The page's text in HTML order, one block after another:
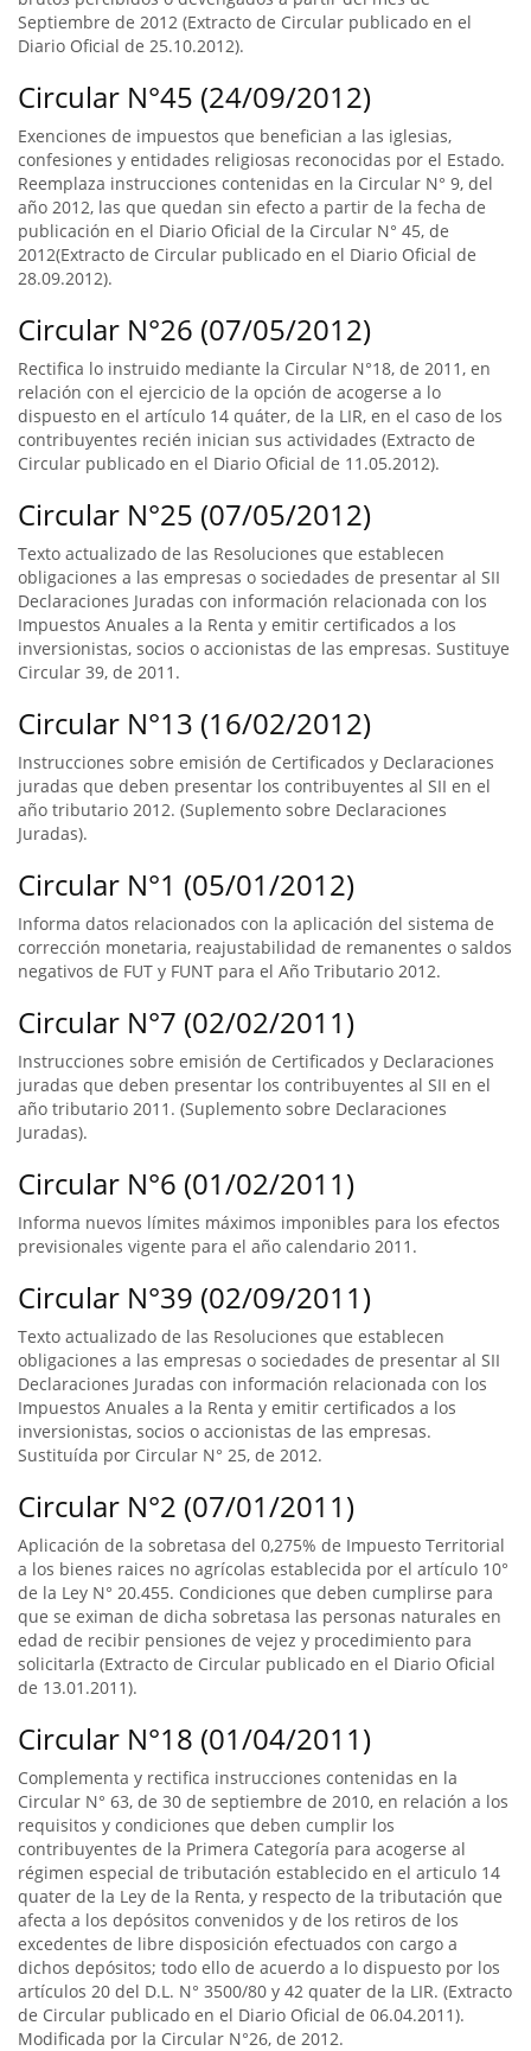
Septiembre de 2012 (Extracto de Circular publicado en el
Diario Oficial de 25.10.2012).
Circular N°45 (24/09/2012)
Exenciones de impuestos que benefician a las iglesias,
confesiones y entidades religiosas reconocidas por el Estado.
Reemplaza instrucciones contenidas en la Circular N° 9, del
año 2012, las que quedan sin efecto a partir de la fecha de
publicación en el Diario Oficial de la Circular N° 45, de
2012(Extracto de Circular publicado en el Diario Oficial de
28.09.2012).
Circular N°26 (07/05/2012)
Rectifica lo instruido mediante la Circular N°18, de 2011, en
relación con el ejercicio de la opción de acogerse a lo
dispuesto en el artículo 14 quáter, de la LIR, en el caso de los
contribuyentes recién inician sus actividades (Extracto de
Circular publicado en el Diario Oficial de 11.05.2012).
Circular N°25 (07/05/2012)
Texto actualizado de las Resoluciones que establecen
obligaciones a las empresas o sociedades de presentar al SII
Declaraciones Juradas con información relacionada con los
Impuestos Anuales a la Renta y emitir certificados a los
inversionistas, socios o accionistas de las empresas. Sustituye
Circular 39, de 2011.
Circular N°13 (16/02/2012)
Instrucciones sobre emisión de Certificados y Declaraciones
juradas que deben presentar los contribuyentes al SII en el
año tributario 2012. (Suplemento sobre Declaraciones
Juradas).
Circular N°1 (05/01/2012)
Informa datos relacionados con la aplicación del sistema de
corrección monetaria, reajustabilidad de remanentes o saldos
negativos de FUT y FUNT para el Año Tributario 2012.
Circular N°7 (02/02/2011)
Instrucciones sobre emisión de Certificados y Declaraciones
juradas que deben presentar los contribuyentes al SII en el
año tributario 2011. (Suplemento sobre Declaraciones
Juradas).
Circular N°6 (01/02/2011)
Informa nuevos límites máximos imponibles para los efectos
previsionales vigente para el año calendario 2011.
Circular N°39 (02/09/2011)
Texto actualizado de las Resoluciones que establecen
obligaciones a las empresas o sociedades de presentar al SII
Declaraciones Juradas con información relacionada con los
Impuestos Anuales a la Renta y emitir certificados a los
inversionistas, socios o accionistas de las empresas.
Sustituída por Circular N° 25, de 2012.
Circular N°2 (07/01/2011)
Aplicación de la sobretasa del 0,275% de Impuesto Territorial
a los bienes raices no agrícolas establecida por el artículo 10°
de la Ley N° 20.455. Condiciones que deben cumplirse para
que se eximan de dicha sobretasa las personas naturales en
edad de recibir pensiones de vejez y procedimiento para
solicitarla (Extracto de Circular publicado en el Diario Oficial
de 13.01.2011).
Circular N°18 (01/04/2011)
Complementa y rectifica instrucciones contenidas en la
Circular N° 63, de 30 de septiembre de 2010, en relación a los
requisitos y condiciones que deben cumplir los
contribuyentes de la Primera Categoría para acogerse al
régimen especial de tributación establecido en el articulo 14
quater de la Ley de la Renta, y respecto de la tributación que
afecta a los depósitos convenidos y de los retiros de los
excedentes de libre disposición efectuados con cargo a
dichos depósitos; todo ello de acuerdo a lo dispuesto por los
artículos 20 del D.L. N° 3500/80 y 42 quater de la LIR. (Extracto
de Circular publicado en el Diario Oficial de 06.04.2011).
Modificada por la Circular N°26, de 2012.